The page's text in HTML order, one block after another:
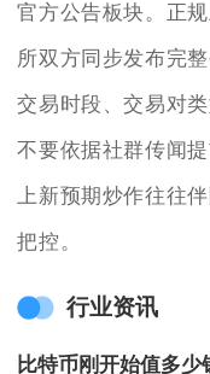
官方公告板块。正
所双方同步发布完
交易时段、交易对
不要依据社群传闻
上新预期炒作往往
把控。
行业资讯
比特币刚开始值多少